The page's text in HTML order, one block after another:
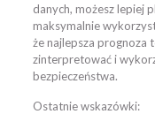
danych, możesz lepiej
maksymalnie
że najlepsza prognoza
zinterpretować i
bezpieczeństwa.
Ostatnie wskazówki: